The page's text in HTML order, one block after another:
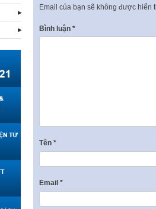
Email của bạn sẽ không được hiển
Bình luận *
Tên *
Email *